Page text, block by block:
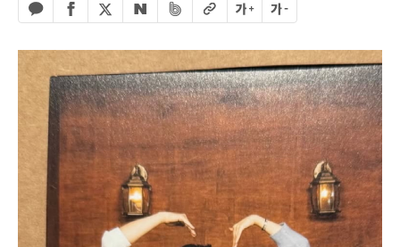
카카오톡 공유하기
페이스북 공유하기
엑스 공유하기
네이버 공유하기
밴드 공유하기
URL복사글자 크게글자 작게